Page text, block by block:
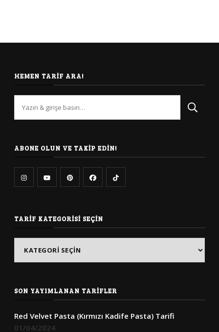
HEMEN TARIF ARA!
arıyorsunuz?
ABONE OLUN VE TAKIP EDIN!
TARIF KATEGORISI SEÇIN
SON YAYIMLANAN TARIFLER
Red Velvet Pasta (Kırmızı Kadife Pasta) Tarifi
01/04/2024